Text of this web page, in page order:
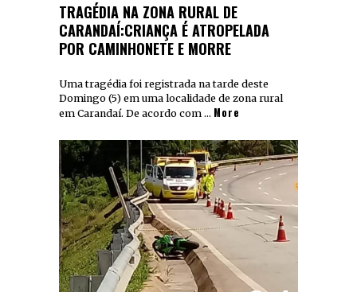
TRAGÉDIA NA ZONA RURAL DE
CARANDAÍ:CRIANÇA É ATROPELADA
POR CAMINHONETE E MORRE
Uma tragédia foi registrada na tarde deste
Domingo (5) em uma localidade de zona rural
em Carandaí. De acordo com … More